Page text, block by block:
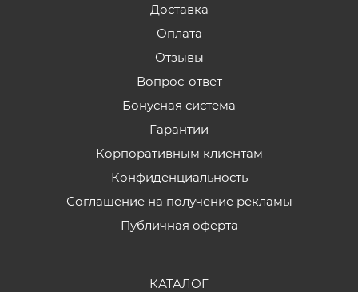
Доставка
Оплата
Отзывы
Вопрос-ответ
Бонусная система
Гарантии
Корпоративным клиентам
Конфиденциальность
Соглашение на получение рекламы
Публичная оферта
КАТАЛОГ